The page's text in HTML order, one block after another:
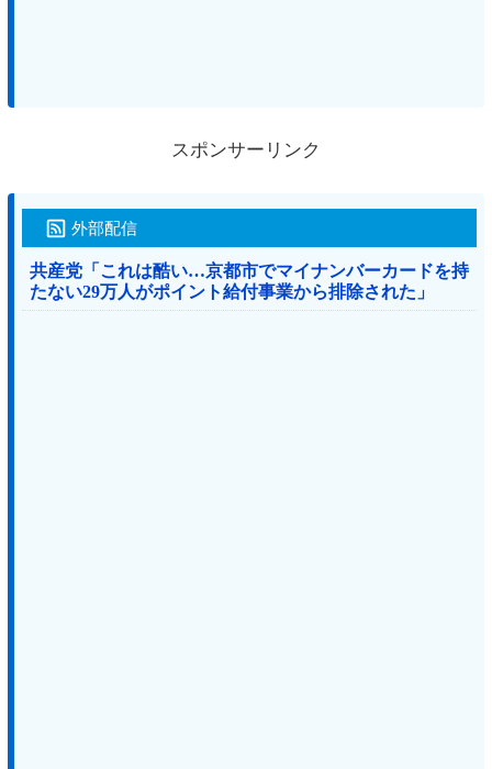
スポンサーリンク
外部配信
共産党「これは酷い…京都市でマイナンバーカードを持
たない29万人がポイント給付事業から排除された」